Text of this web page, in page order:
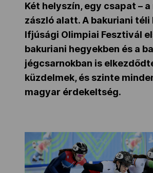
Társszervezetek
OVEP
Két helyszín, egy csapat –
zászló alatt. A bakuriani téli
Ifjúsági Olimpiai Fesztivál
bakuriani hegyekben és a
jégcsarnokban is
küzdelmek, és szinte
magyar érdekeltség.